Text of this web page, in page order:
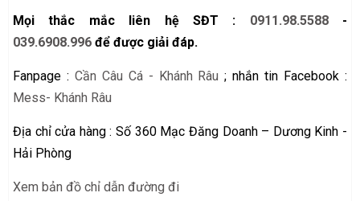
Mọi thắc mắc liên hệ SĐT : 0911.98.5588-
039.6908.996 để được giải đáp.
Fanpage : Cần Câu Cá - Khánh Râu ; nhắn tin Facebook :
Mess- Khánh Râu
Địa chỉ cửa hàng : Số 360 Mạc Đăng Doanh – Dương Kinh -
Hải Phòng
Xem bản đồ chỉ dẫn đường đi